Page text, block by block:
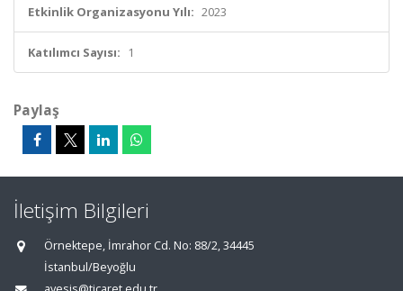
Etkinlik Organizasyonu Yılı: 2023
Katılımcı Sayısı: 1
Paylaş
İletişim Bilgileri
Örnektepe, İmrahor Cd. No: 88/2, 34445
İstanbul/Beyoğlu